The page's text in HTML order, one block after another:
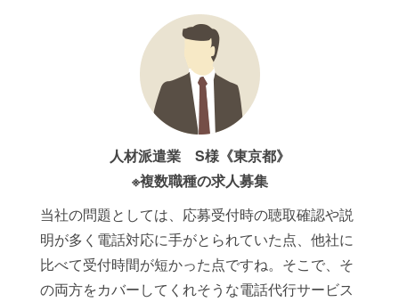
人材派遣業 S様《東京都》
※複数職種の求人募集
当社の問題としては、応募受付時の聴取確認や説
明が多く電話対応に手がとられていた点、他社に
比べて受付時間が短かった点ですね。そこで、そ
の両方をカバーしてくれそうな電話代行サービス